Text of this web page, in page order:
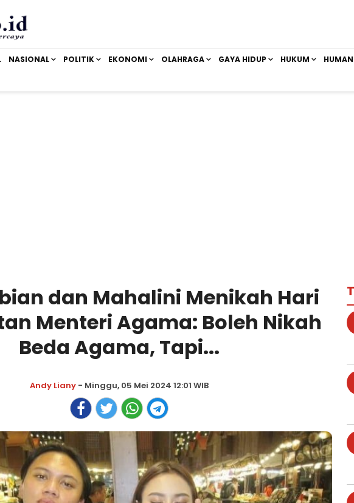
NASIONAL POLITIK EKONOMI OLAHRAGA GAYA HIDUP HUKUM
dan Mahalini Menikah Hari
Menteri Agama: Boleh Nikah
Beda Agama, Tapi...
Andy Liany - Minggu, 05 Mei 2024 12:01 WIB